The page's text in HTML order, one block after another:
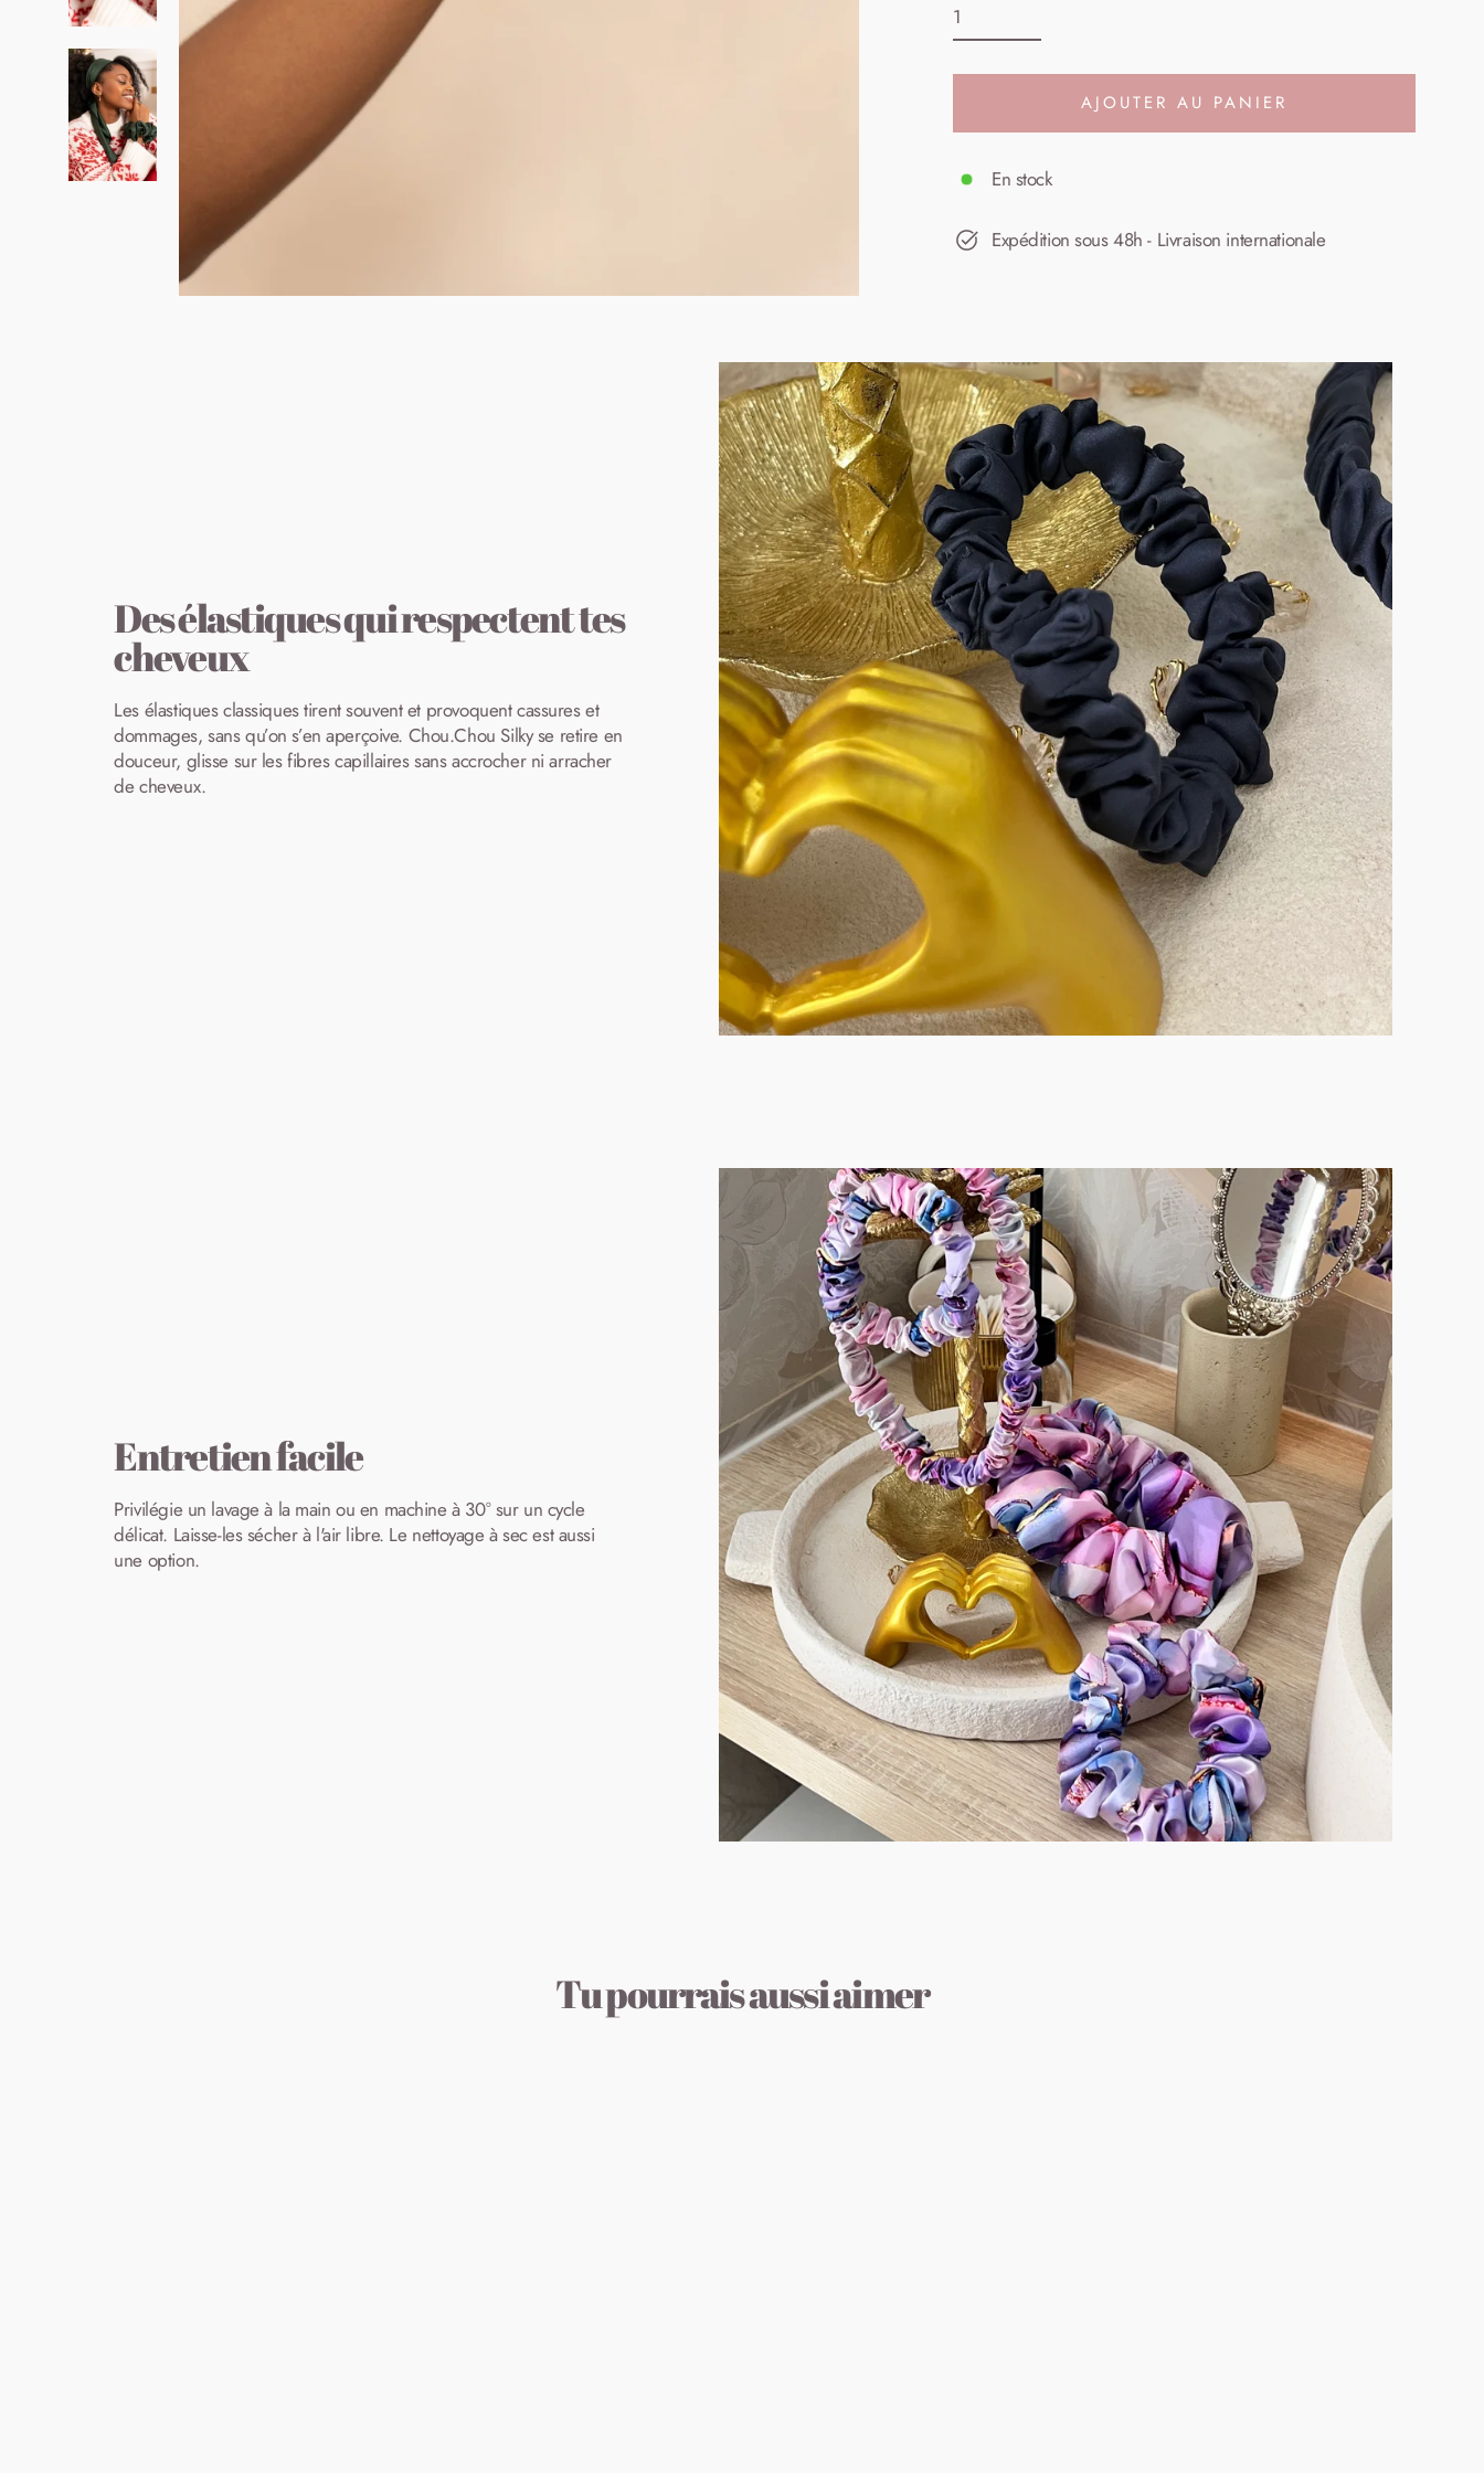
AJOUTER AU PANIER
En stock
Expédition sous 48h - Livraison internationale
Des élastiques qui respectent tes
cheveux
Les élastiques classiques tirent souvent et provoquent cassures et
dommages, sans qu’on s’en aperçoive. Chou.Chou Silky se retire en
douceur, glisse sur les fibres capillaires sans accrocher ni arracher
de cheveux.
Entretien facile
Privilégie un lavage à la main ou en machine à 30° sur un cycle
délicat. Laisse-les sécher à l'air libre. Le nettoyage à sec est aussi
une option.
Tu pourrais aussi aimer